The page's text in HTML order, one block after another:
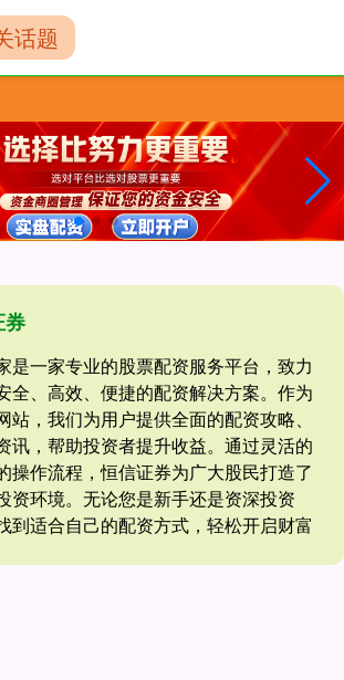
券
是一家专业的股票配资服务平台，致力
全、高效、便捷的配资解决方案。作为
站，我们为用户提供全面的配资攻略、
讯，帮助投资者提升收益。通过灵活的
操作流程，恒信证券为广大股民打造了
资环境。无论您是新手还是资深投资
到适合自己的配资方式，轻松开启财富
话题